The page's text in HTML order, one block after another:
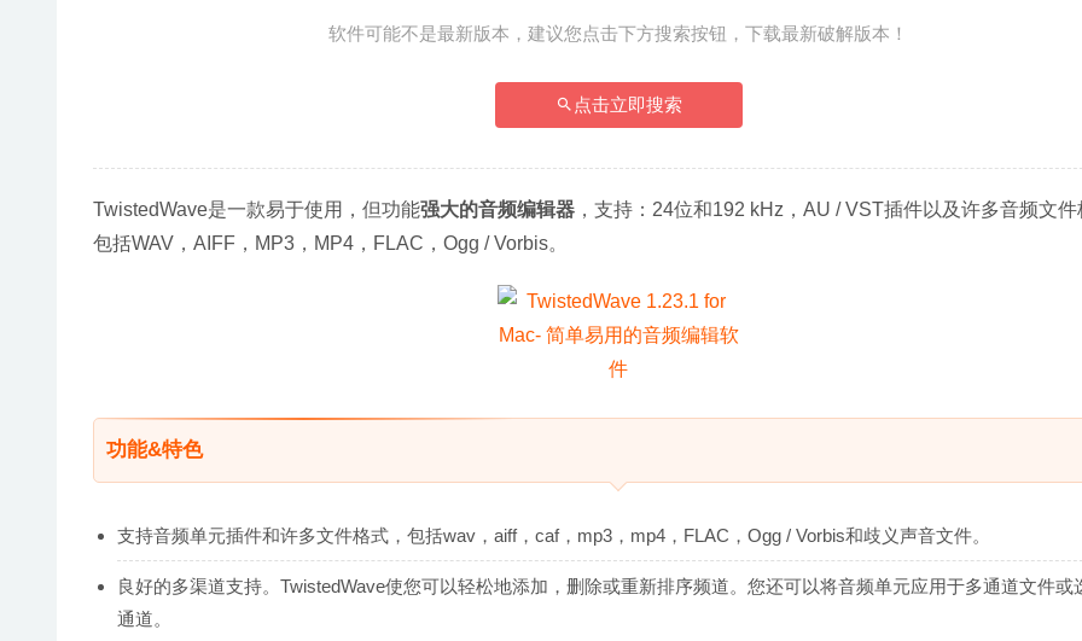
软件可能不是最新版本，建议您点击下方搜索按钮，下载最新破解版本！
点击立即搜索
TwistedWave是一款易于使用，但功能强大的音频编辑器 ，支持：24位和192 kHz，AU / VST插件以及许多音频文
包括WAV，AIFF，MP3，MP4，FLAC，Ogg / Vorbis。
功能&特色
支持音频单元插件和许多文件格式，包括wav，aiff，caf，mp3，mp4，FLAC，Ogg / Vorbis和歧义声音文件。
良好的多渠道支持。TwistedWave使您可以轻松地添加，删除或重新排序频道。您还可以将音频单元应用于多通道文件或
通道。